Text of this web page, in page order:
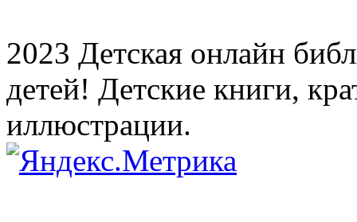
2023 Детская онлайн
детей! Детские книги,
иллюстрации.